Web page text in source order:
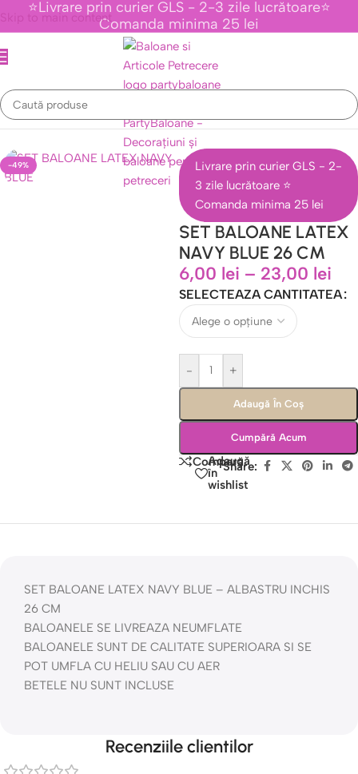
Skip to main content
⭐Livrare prin curier GLS - 2-3 zile lucrătoare⭐
Comanda minima 25 lei
Prima pagină/Baloane Latex/Baloane Latex 26 CM
-49%
Livrare prin curier GLS - 2-
3 zile lucrătoare ⭐
Comanda minima 25 lei
SET BALOANE LATEX
NAVY BLUE 26 CM
6,00 lei – 23,00 lei
SELECTEAZA CANTITATEA
- +
Adaugă În Coș
Cumpără Acum
Compară
Adaugă
în
wishlist
Share:
SET BALOANE LATEX NAVY BLUE – ALBASTRU INCHIS
26 CM
BALOANELE SE LIVREAZA NEUMFLATE
BALOANELE SUNT DE CALITATE SUPERIOARA SI SE
POT UMFLA CU HELIU SAU CU AER
BETELE NU SUNT INCLUSE
Recenziile clientilor